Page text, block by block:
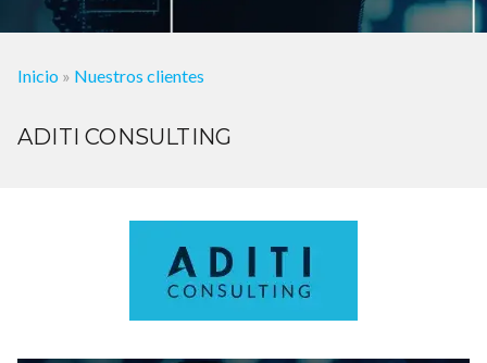
Inicio » Nuestros clientes
ADITI CONSULTING